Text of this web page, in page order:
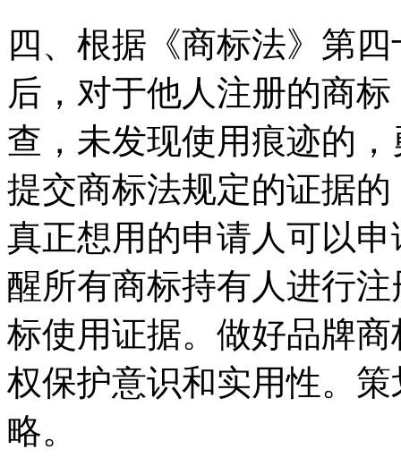
四、根据《商标法》第
后，对于他人注册的商
查，未发现使用痕迹的
提交商标法规定的证据
真正想用的申请人可以
醒所有商标持有人进行
标使用证据。做好品牌
权保护意识和实用性。
略。